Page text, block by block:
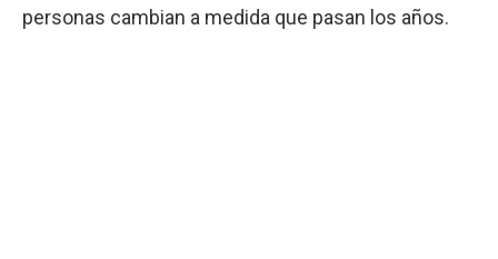
personas cambian a medida que pasan los años.